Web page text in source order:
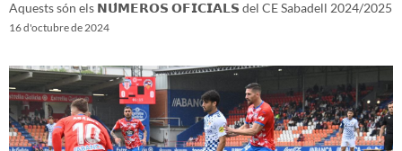
Aquests són els 𝗡𝗨́𝗠𝗘𝗥𝗢𝗦 𝗢𝗙𝗜𝗖𝗜𝗔𝗟𝗦 del CE Sabadell 2024/2025
16 d'octubre de 2024